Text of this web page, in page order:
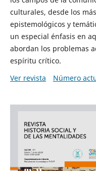
culturales, desde los
epistemológicos y
un especial énfasis en
abordan los problemas
espíritu crítico.
Ver revista
Número